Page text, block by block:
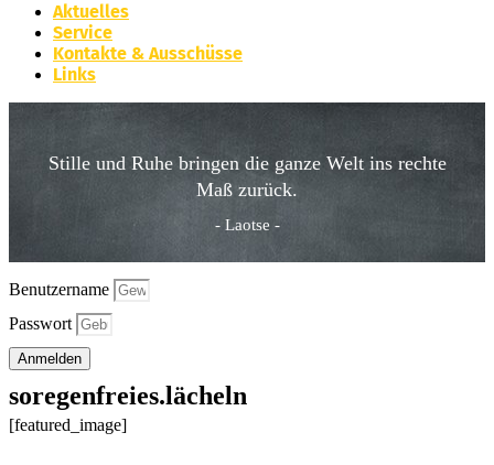
Aktuelles
Service
Kontakte & Ausschüsse
Links
Stille und Ruhe bringen die ganze Welt ins rechte
Maß zurück.
- Laotse -
Benutzername
Passwort
Anmelden
soregenfreies.lächeln
[featured_image]